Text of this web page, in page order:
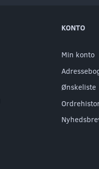
KONTO
Min konto
Ønskeliste